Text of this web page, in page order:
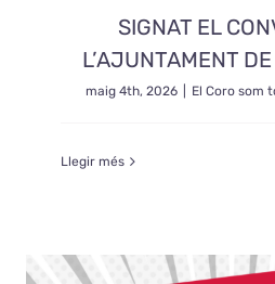
SIGNAT EL
L’AJUNTAMENT
maig 4th, 2026 El Coro som
Llegir més